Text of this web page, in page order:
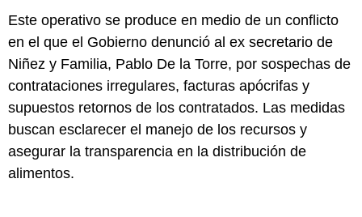
Este operativo se produce en medio de un conflicto
en el que el Gobierno denunció al ex secretario de
Niñez y Familia, Pablo De la Torre, por sospechas de
contrataciones irregulares, facturas apócrifas y
supuestos retornos de los contratados. Las medidas
buscan esclarecer el manejo de los recursos y
asegurar la transparencia en la distribución de
alimentos.